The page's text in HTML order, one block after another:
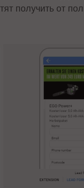
получить от